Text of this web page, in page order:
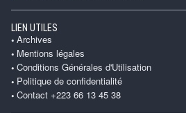
LIEN UTILES
Archives
Mentions légales
Conditions Générales d'Utilisation
Politique de confidentialité
Contact +223 66 13 45 38